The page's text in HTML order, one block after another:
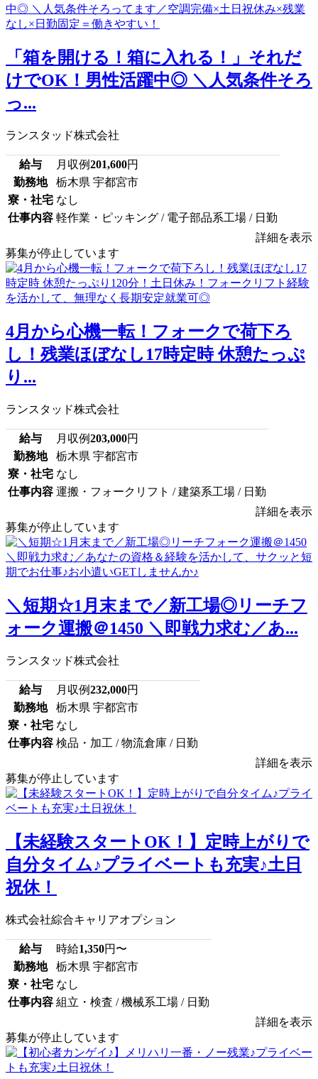
「箱を開ける！箱に入れる！」それだ
けでOK！男性活躍中◎ ＼人気条件そろ
っ...
ランスタッド株式会社
給与 月収例201,600円
勤務地
栃木県 宇都宮市
寮・社宅 なし
仕事内容 軽作業・ピッキング / 電子部品系工場 / 日勤
詳細を表示
募集が停止しています
4月から心機一転！フォークで荷下ろ
し！残業ほぼなし17時定時 休憩たっぷ
り...
ランスタッド株式会社
給与 月収例203,000円
勤務地
栃木県 宇都宮市
寮・社宅 なし
仕事内容 運搬・フォークリフト / 建築系工場 / 日勤
詳細を表示
募集が停止しています
＼短期☆1月末まで／新工場◎リーチフ
ォーク運搬＠1450 ＼即戦力求む／あ...
ランスタッド株式会社
給与 月収例232,000円
勤務地
栃木県 宇都宮市
寮・社宅 なし
仕事内容 検品・加工 / 物流倉庫 / 日勤
詳細を表示
募集が停止しています
【未経験スタートOK！】定時上がりで
自分タイム♪プライベートも充実♪土日
祝休！
株式会社綜合キャリアオプション
給与 時給1,350円〜
勤務地
栃木県 宇都宮市
寮・社宅 なし
仕事内容 組立・検査 / 機械系工場 / 日勤
詳細を表示
募集が停止しています